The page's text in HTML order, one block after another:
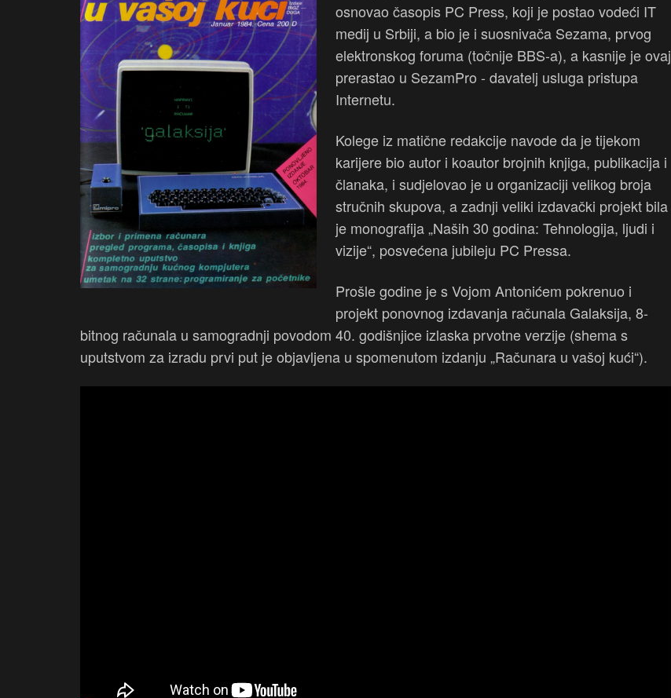
osnovao časopis PC Press, koji je postao vodeći IT
medij u Srbiji, a bio je i suosnivača Sezama, prvog
elektronskog foruma (točnije BBS-a), a kasnije je ovaj
prerastao u SezamPro - davatelj usluga pristupa
Internetu.
Kolege iz matične redakcije navode da je tijekom
karijere bio autor i koautor brojnih knjiga, publikacija i
članaka, i sudjelovao je u organizaciji velikog broja
stručnih skupova, a zadnji veliki izdavački projekt bila
je monografija „Naših 30 godina: Tehnologija, ljudi i
vizije“, posvećena jubileju PC Pressa.
Prošle godine je s Vojom Antonićem pokrenuo i
projekt ponovnog izdavanja računala Galaksija, 8-
bitnog računala u samogradnji povodom 40. godišnjice izlaska prvotne verzije (shema s
uputstvom za izradu prvi put je objavljena u spomenutom izdanju „Računara u vašoj kući“).